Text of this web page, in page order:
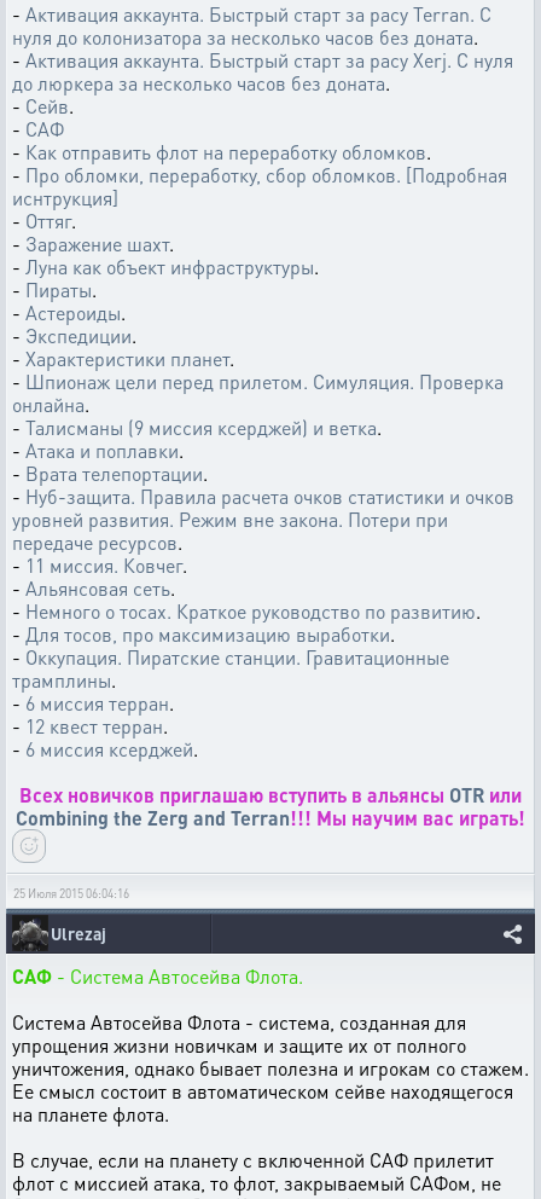
- Активация аккаунта. Быстрый старт за расу Terran. С
нуля до колонизатора за несколько часов без доната.
- Активация аккаунта. Быстрый старт за расу Xerj. С нуля
до люркера за несколько часов без доната.
- Сейв.
- САФ
- Как отправить флот на переработку обломков.
- Про обломки, переработку, сбор обломков. [Подробная
иснтрукция]
- Оттяг.
- Заражение шахт.
- Луна как объект инфраструктуры.
- Пираты.
- Астероиды.
- Экспедиции.
- Характеристики планет.
- Шпионаж цели перед прилетом. Симуляция. Проверка
онлайна.
- Талисманы (9 миссия ксерджей) и ветка.
- Атака и поплавки.
- Врата телепортации.
- Нуб-защита. Правила расчета очков статистики и очков
уровней развития. Режим вне закона. Потери при
передаче ресурсов.
- 11 миссия. Ковчег.
- Альянсовая сеть.
- Немного о тосах. Краткое руководство по развитию.
- Для тосов, про максимизацию выработки.
- Оккупация. Пиратские станции. Гравитационные
трамплины.
- 6 миссия терран.
- 12 квест терран.
- 6 миссия ксерджей.
Всех новичков приглашаю вступить в альянсы OTR или
Combining the Zerg and Terran!!! Мы научим вас играть!
25 Июля 2015 06:04:16
Ulrezaj
САФ - Система Автосейва Флота.
Система Автосейва Флота - система, созданная для
упрощения жизни новичкам и защите их от полного
уничтожения, однако бывает полезна и игрокам со стажем.
Ее смысл состоит в автоматическом сейве находящегося
на планете флота.
В случае, если на планету с включенной САФ прилетит
флот с миссией атака, то флот, закрываемый САФом, не